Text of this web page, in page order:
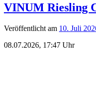
VINUM Riesling
Veröffentlicht am 10. Juli
08.07.2026, 17:47 Uhr